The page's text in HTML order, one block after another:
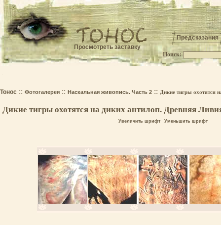
Предсказания
Поиск:
Тонос :: Фотогалерея :: Наскальная живопись. Часть 2 :: Дикие тигры охотятся
Дикие тигры охотятся на диких антилоп. Древняя
Увеличить шрифт Уменьшить шрифт
Просмотреть заставку